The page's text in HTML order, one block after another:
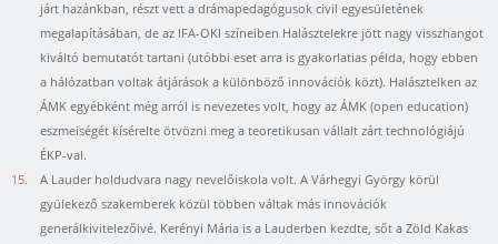
járt hazánkban, részt vett a drámapedagógusok civil egyesületének
megalapításában, de az IFA-OKI színeiben Halásztelekre jött nagy visszhangot
kiváltó bemutatót tartani (utóbbi eset arra is gyakorlatias példa, hogy ebben
a hálózatban voltak átjárások a különböző innovációk közt). Halásztelken az
ÁMK egyébként még arról is nevezetes volt, hogy az ÁMK (open education)
eszmeiségét kísérelte ötvözni meg a teoretikusan vállalt zárt technológiájú
ÉKP-val.
15.
A Lauder holdudvara nagy nevelőiskola volt. A Várhegyi György körül
gyülekező szakemberek közül többen váltak más innovációk
generálkivitelezőivé. Kerényi Mária is a Lauderben kezdte, sőt a Zöld Kakas